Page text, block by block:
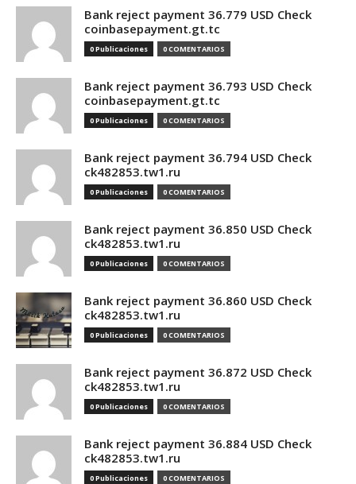
Bank reject payment 36.779 USD Check
coinbasepayment.gt.tc
0 Publicaciones 0 COMENTARIOS
Bank reject payment 36.793 USD Check
coinbasepayment.gt.tc
0 Publicaciones 0 COMENTARIOS
Bank reject payment 36.794 USD Check
ck482853.tw1.ru
0 Publicaciones 0 COMENTARIOS
Bank reject payment 36.850 USD Check
ck482853.tw1.ru
0 Publicaciones 0 COMENTARIOS
Bank reject payment 36.860 USD Check
ck482853.tw1.ru
0 Publicaciones 0 COMENTARIOS
Bank reject payment 36.872 USD Check
ck482853.tw1.ru
0 Publicaciones 0 COMENTARIOS
Bank reject payment 36.884 USD Check
ck482853.tw1.ru
0 Publicaciones 0 COMENTARIOS